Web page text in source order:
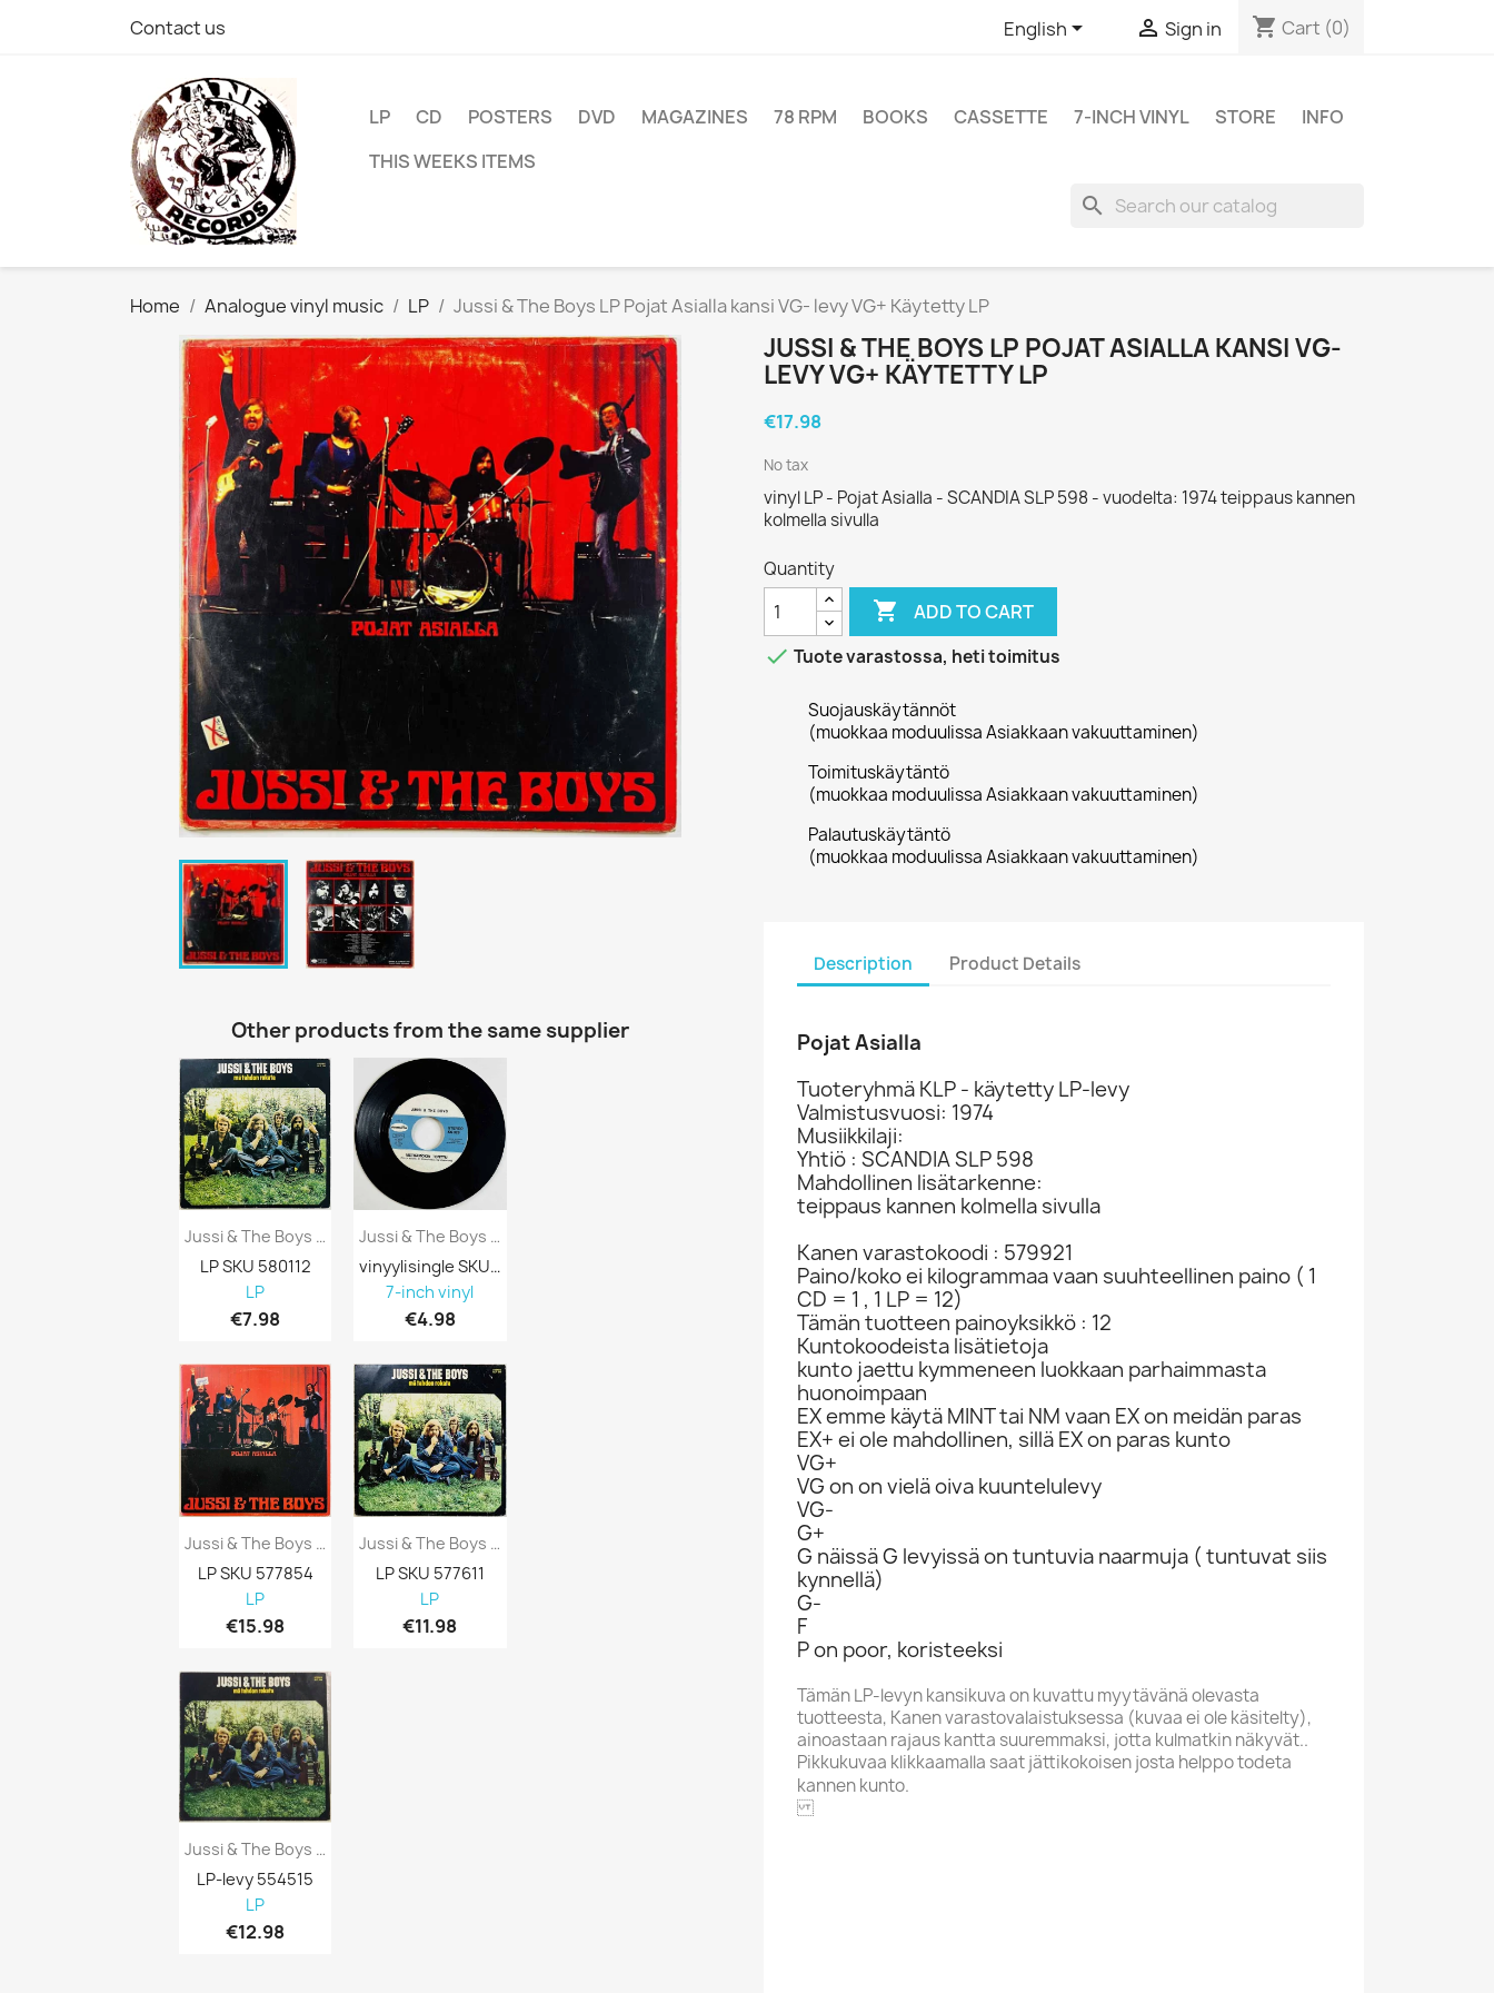
Contact us English  Sign in shopping_cart Cart (0)
LP CD POSTERS DVD MAGAZINES 78 RPM BOOKS CASSETTE 7-INCH VINYL STORE
INFO
THIS WEEKS ITEMS
search
Home Analogue vinyl music LP Jussi & The Boys LP Pojat Asialla kansi VG- levy VG+ Käytetty LP
Other products from the same supplier
Jussi & The Boys LP Mä Tahdon Rokata...
LP SKU 580112
LP
€7.98
Jussi & The Boys LP Pojat Asialla Kansi...
LP SKU 577854
LP
€15.98
Jussi & The Boys : Mä Tahdon Rokata -...
LP-levy 554515
LP
€12.98
Jussi & The Boys Käytetty 7” Ei Kuvakantta...
vinyylisingle SKU 692656
7-inch vinyl
€4.98
Jussi & The Boys LP Mä Tahdon Rokata...
LP SKU 577611
LP
€11.98
JUSSI & THE BOYS LP POJAT ASIALLA KANSI VG-
LEVY VG+ KÄYTETTY LP
€17.98
No tax
vinyl LP - Pojat Asialla - SCANDIA SLP 598 - vuodelta: 1974 teippaus kannen
kolmella sivulla
Quantity
 ADD TO CART
 Tuote varastossa, heti toimitus
Suojauskäytännöt
(muokkaa moduulissa Asiakkaan vakuuttaminen)
Toimituskäytäntö
(muokkaa moduulissa Asiakkaan vakuuttaminen)
Palautuskäytäntö
(muokkaa moduulissa Asiakkaan vakuuttaminen)
Description Product Details
Pojat Asialla
Tuoteryhmä KLP - käytetty LP-levy
Valmistusvuosi: 1974
Musiikkilaji:
Yhtiö : SCANDIA SLP 598
Mahdollinen lisätarkenne:
teippaus kannen kolmella sivulla
Kanen varastokoodi : 579921
Paino/koko ei kilogrammaa vaan suuhteellinen paino ( 1
CD = 1 , 1 LP = 12)
Tämän tuotteen painoyksikkö : 12
Kuntokoodeista lisätietoja
kunto jaettu kymmeneen luokkaan parhaimmasta
huonoimpaan
EX emme käytä MINT tai NM vaan EX on meidän paras
EX+ ei ole mahdollinen, sillä EX on paras kunto
VG+
VG on on vielä oiva kuuntelulevy
VG-
G+
G näissä G levyissä on tuntuvia naarmuja ( tuntuvat siis
kynnellä)
G-
F
P on poor, koristeeksi
Tämän LP-levyn kansikuva on kuvattu myytävänä olevasta
tuotteesta, Kanen varastovalaistuksessa (kuvaa ei ole käsitelty),
ainoastaan rajaus kantta suuremmaksi, jotta kulmatkin näkyvät..
Pikkukuvaa klikkaamalla saat jättikokoisen josta helppo todeta
kannen kunto.